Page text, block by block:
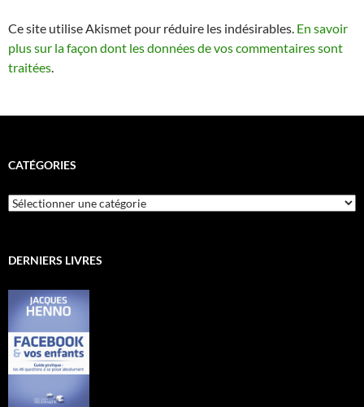
Ce site utilise Akismet pour réduire les indésirables. En savoir
plus sur la façon dont les données de vos commentaires sont
traitées.
CATÉGORIES
Catégories
DERNIERS LIVRES